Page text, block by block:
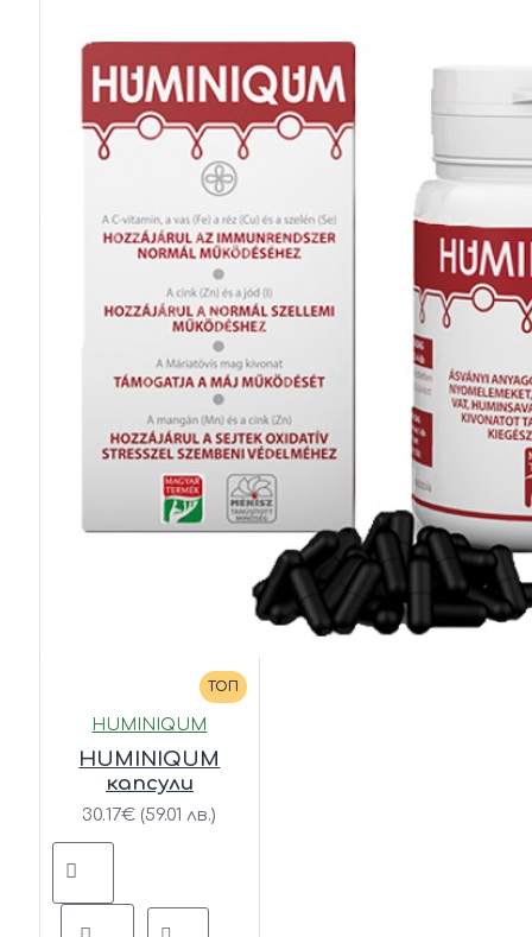
ТОП
HUMINIQUM
HUMINIQUM
капсули
30.17€ (59.01 лв.)